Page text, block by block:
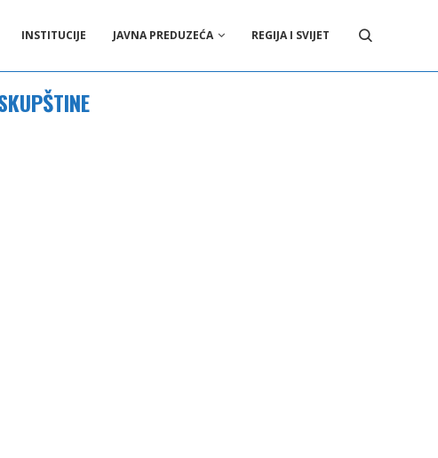
INSTITUCIJE JAVNA PREDUZEĆA REGIJA I SVIJET